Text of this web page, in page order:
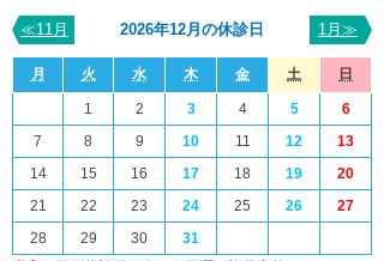
≪11月 1月≫
2026年12月の休診日
月 火 水 木 金 土 日
1 2 3 4 5
6
7
8 9 10 11 12
13
14
15 16 17 18 19
20
21
22 23 24 25 26
27
28
29 30 31